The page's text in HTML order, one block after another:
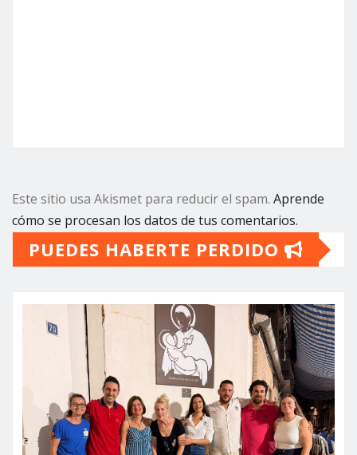
Este sitio usa Akismet para reducir el spam. Aprende
cómo se procesan los datos de tus comentarios.
PUEDES HABERTE PERDIDO